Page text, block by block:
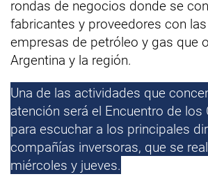
rondas de negocios donde se
fabricantes y proveedores con
empresas de petróleo y gas que
Argentina y la región.
Una de las actividades que
atención será el Encuentro de los
para escuchar a los principales
compañías inversoras, que se
miércoles y jueves.